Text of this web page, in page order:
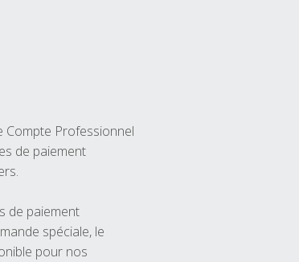
Compte Professionnel
de paiement
de paiement
spéciale, le
pour nos